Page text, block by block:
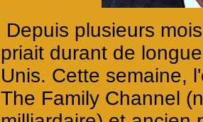
Depuis plusieurs
priait durant de
Unis. Cette semaine,
The Family Channel